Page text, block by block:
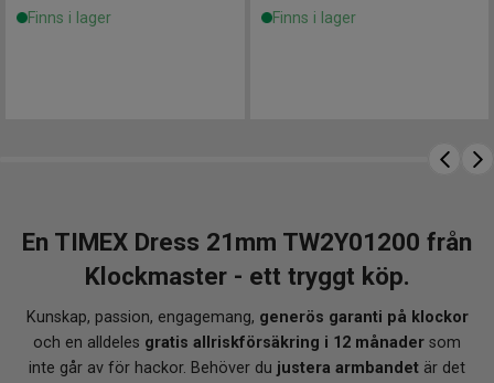
Finns i lager Finns i lager
En TIMEX Dress 21mm TW2Y01200 från
Klockmaster - ett tryggt köp.
Kunskap, passion, engagemang, generös garanti på klockor
och en alldeles gratis allriskförsäkring i 12 månader som
inte går av för hackor. Behöver du justera armbandet är det